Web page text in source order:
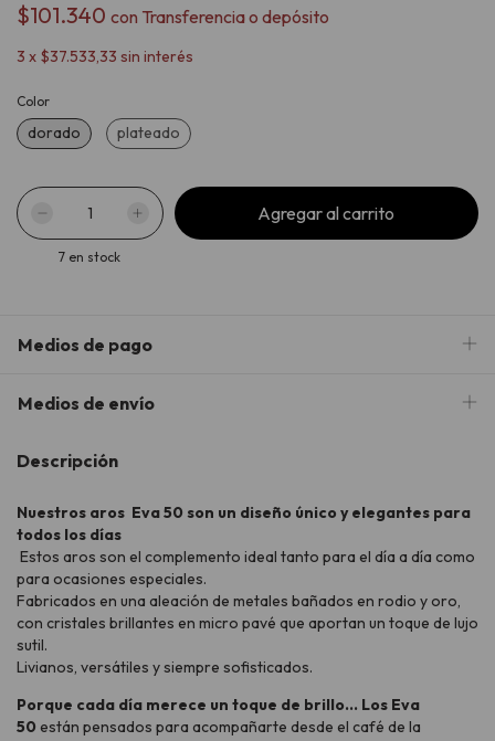
$101.340 con Transferencia o depósito
3 x $37.533,33 sin interés
Color
dorado plateado
7 en stock
Medios de pago
Medios de envío
Descripción
Nuestros aros Eva 50 son un diseño único y elegantes para
todos los días
Estos aros son el complemento ideal tanto para el día a día como
para ocasiones especiales.
Fabricados en una aleación de metales bañados en rodio y oro,
con cristales brillantes en micro pavé que aportan un toque de lujo
sutil.
Livianos, versátiles y siempre sofisticados.
Porque cada día merece un toque de brillo... Los Eva
50 están pensados para acompañarte desde el café de la